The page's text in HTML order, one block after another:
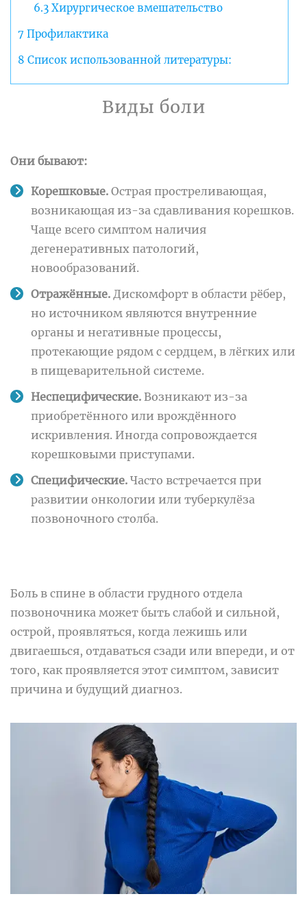
6.3Хирургическое вмешательство
7 Профилактика
8 Список использованной литературы:
Виды боли
Они бывают:
Корешковые. Острая простреливающая,
возникающая из-за сдавливания корешков.
Чаще всего симптом наличия
дегенеративных патологий,
новообразований.
Отражённые. Дискомфорт в области рёбер,
но источником являются внутренние
органы и негативные процессы,
протекающие рядом с сердцем, в лёгких или
в пищеварительной системе.
Неспецифические. Возникают из-за
приобретённого или врождённого
искривления. Иногда сопровождается
корешковыми приступами.
Специфические. Часто встречается при
развитии онкологии или туберкулёза
позвоночного столба.
Боль в спине в области грудного отдела
позвоночника может быть слабой и сильной,
острой, проявляться, когда лежишь или
двигаешься, отдаваться сзади или впереди, и от
того, как проявляется этот симптом, зависит
причина и будущий диагноз.